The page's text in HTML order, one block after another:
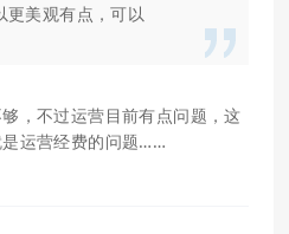
美观有点，可以
，不过运营目前有点问题，这
运营经费的问题……